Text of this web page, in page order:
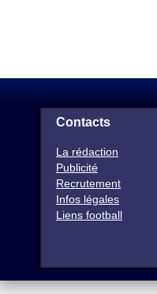
Contacts
La rédaction
Publicité
Recrutement
Infos légales
Liens football